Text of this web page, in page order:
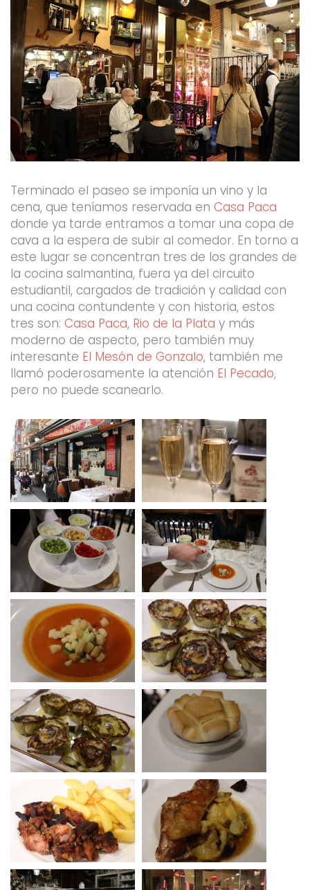
Terminado el paseo se imponía un vino y la
cena, que teníamos reservada en Casa Paca
donde ya tarde entramos a tomar una copa de
cava a la espera de subir al comedor. En torno a
este lugar se concentran tres de los grandes de
la cocina salmantina, fuera ya del circuito
estudiantil, cargados de tradición y calidad con
una cocina contundente y con historia, estos
tres son: Casa Paca, Rio de la Plata y más
moderno de aspecto, pero también muy
interesante El Mesón de Gonzalo, también me
llamó poderosamente la atención El Pecado,
pero no puede scanearlo.